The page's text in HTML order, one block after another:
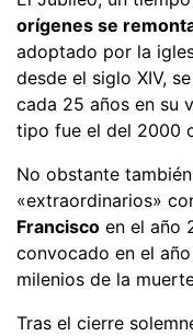
orígenes se
adoptado por la
desde el siglo XIV,
cada 25 años en su
tipo fue el del 2000
No obstante
«extraordinarios»
Francisco en el año
convocado en el
milenios de la
Tras el cierre